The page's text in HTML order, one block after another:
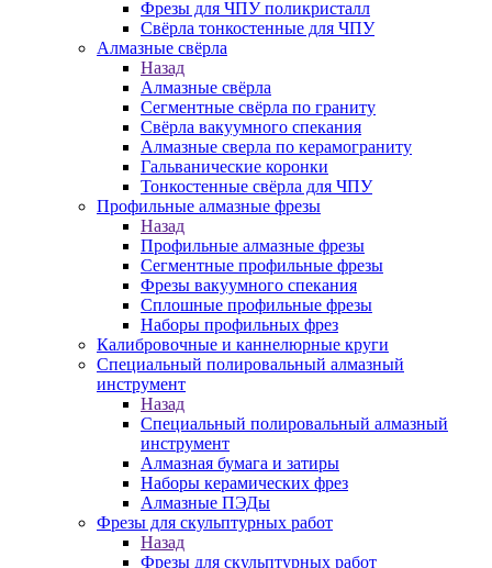
Фрезы для ЧПУ поликристалл
Свёрла тонкостенные для ЧПУ
Алмазные свёрла
Назад
Алмазные свёрла
Сегментные свёрла по граниту
Свёрла вакуумного спекания
Алмазные сверла по керамограниту
Гальванические коронки
Тонкостенные свёрла для ЧПУ
Профильные алмазные фрезы
Назад
Профильные алмазные фрезы
Сегментные профильные фрезы
Фрезы вакуумного спекания
Сплошные профильные фрезы
Наборы профильных фрез
Калибровочные и каннелюрные круги
Специальный полировальный алмазный
инструмент
Назад
Специальный полировальный алмазный
инструмент
Алмазная бумага и затиры
Наборы керамических фрез
Алмазные ПЭДы
Фрезы для скульптурных работ
Назад
Фрезы для скульптурных работ